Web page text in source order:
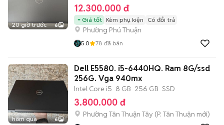
20 giờ trước 6
12.300.000 đ
Giá tốt Kèm phụ kiện Có đổi trả
Phường Phú Thuận
5.0 78 đã bán
hôm qua 6
Dell E5580. i5-6440HQ. Ram 8G/ssd
256G. Vga 940mx
Intel Core i5 8 GB 256 GB SSD
3.800.000 đ
Phường Tân Thuận Tây (P. Tân Thuận mới)